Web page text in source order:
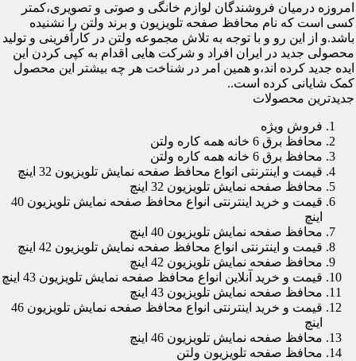
امروزه درمیان فروشندگان لوازم خانگی و صوتی و تصویری،کمتر
کسی است که نام محافظ صفحه تلویزیون و برند ولتن را نشنیده
باشد.و از این رو و با توجه به تلاش مجموعه ولتن در کارآفرینی و تولید
محصولی جدید در ایران افراد و شرکت هایی اقدام به کپی کردن این
ایده جدید کرده اند،و همین امر در شناخت هر چه بیشتر این محصول
کمک شایانی کرده است..
جدیدترین محصولات
فروش ویژه
محافظ برق 6 خانه همه کاره ولتن
محافظ برق 6 خانه همه کاره ولتن
قیمت و اینترنتی انواع محافظ صفحه نمایش تلویزیون 32 اینچ
محافظ صفحه نمایش تلویزیون 32 اینچ
قیمت و خرید اینترنتی انواع محافظ صفحه نمایش تلویزیون 40
اینچ
محافظ صفحه نمایش تلویزیون 40 اینچ
قیمت و اینترنتی انواع محافظ صفحه نمایش تلویزیون 42 اینچ
محافظ صفحه نمایش تلویزیون 42 اینچ
قیمت و خرید آنلاین انواع محافظ صفحه نمایش تلویزیون 43 اینچ
محافظ صفحه نمایش تلویزیون 43 اینچ
قیمت و خرید اینترنتی انواع محافظ صفحه نمایش تلویزیون 46
اینچ
محافظ صفحه نمایش تلویزیون 46 اینچ
محافظ صفحه تلویزیون ولتن